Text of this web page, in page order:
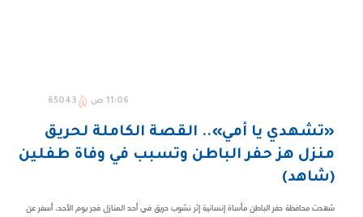
11:06 ص 65043
«تشهدي يا أمي».. القصة الكاملة لحريق
منزل هز حفر الباطن وتسبب في وفاة طفلين
(شاهد)
شهدت محافظة حفر الباطن مأساة إنسانية إثر نشوب حريق في أحد المنازل فجر يوم الأحد، أسفر عن